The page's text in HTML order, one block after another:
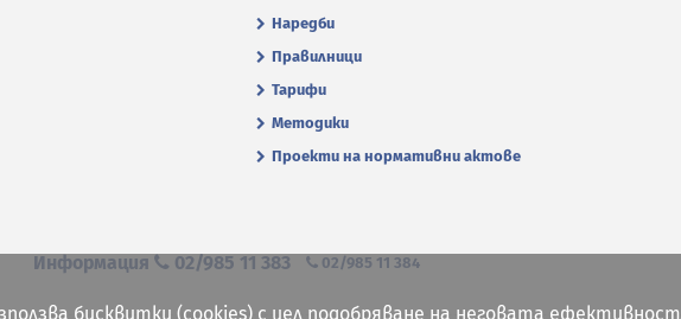
Наредби
Правилници
Тарифи
Методики
Проекти на нормативни актове
Информация 02/985 11 383 02/985 11 384
бисквитки (cookies) с цел подобряване на неговата